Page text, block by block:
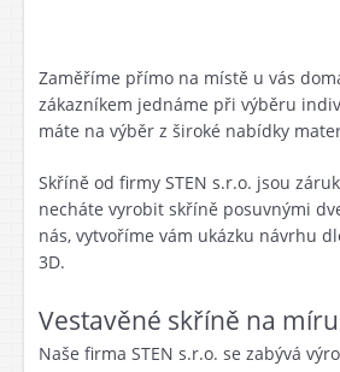
Zaměříme přímo na místě u vás
zákazníkem jednáme při výběru
máte na výběr z široké nabídky
Skříně od firmy STEN s.r.o. jsou
necháte vyrobit skříně posuvnými
nás, vytvoříme vám ukázku návrhu
3D.
Vestavěné skříně na míru
Naše firma STEN s.r.o. se zabývá